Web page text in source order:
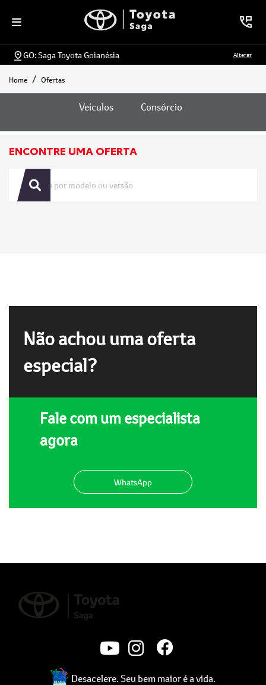
GO: Saga Toyota Goianésia Alterar
Home Ofertas
Veículos Consórcio
Ofertas
ENCONTRE UMA OFERTA
Não achou uma oferta
especial?
Fale com um especialista
agora
WhatsApp
Desacelere. Seu bem maior é a vida.